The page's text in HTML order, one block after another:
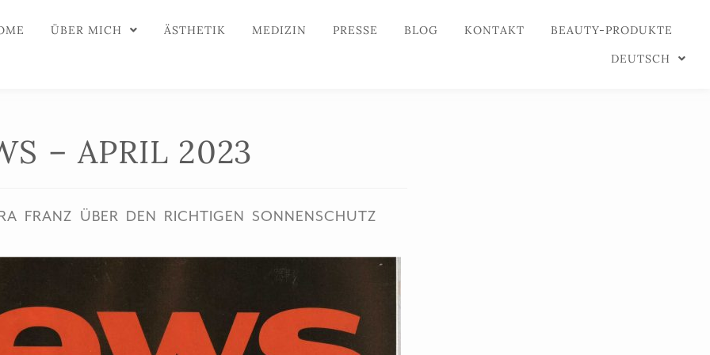
ÜBER MICH ÄSTHETIK MEDIZIN PRESSE BLOG KONTAKT
BEAUTY-PRODUKTE
DEUTSCH
– APRIL 2023
FRANZ ÜBER DEN RICHTIGEN SONNENSCHUTZ